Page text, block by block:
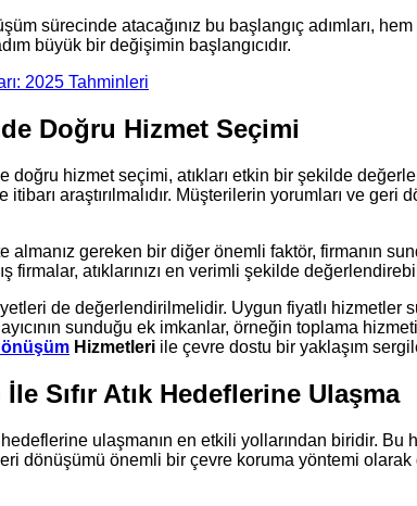
sürecinde atacağınız bu başlangıç adımları,
büyük bir değişimin başlangıcıdır.
2025 Tahminleri
Doğru Hizmet Seçimi
doğru hizmet seçimi, atıkları etkin bir şekilde
itibarı araştırılmalıdır. Müşterilerin yorumları ve
almanız gereken bir diğer önemli faktör, firmanın
firmalar, atıklarınızı en verimli şekilde
de değerlendirilmelidir. Uygun fiyatlı hizmetler
sunduğu ek imkanlar, örneğin toplama
Hizmetleri ile çevre dostu bir yaklaşım
Sıfır Atık Hedeflerine Ulaşma
ulaşmanın en etkili yollarından biridir. Bu
dönüşümü önemli bir çevre koruma yöntemi